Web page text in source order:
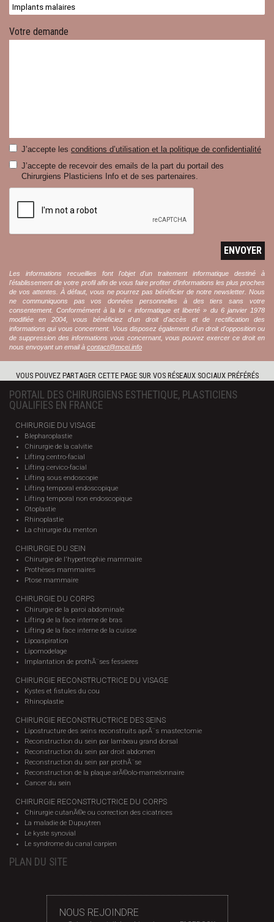
Votre demande
J’accepte les conditions d’utilisation et la politique de confidentialité
J’accepte de recevoir des emails de la part du portail des
Chirurgiens Plasticiens Info et de ses partenaires.
ENVOYER
Les informations recueillies font l'objet d'un traitement informatique destiné à
l'établissement de votre profil afin de vous faire profiter d’informations les plus proches
de vos attentes. À défaut, vous ne pourrez pas bénéficier de notre newsletter. Nous
ne communiquons pas vos données personnelles à des tiers sans votre
consentement. Conformément à la loi « informatique et liberté » du 6 janvier 1978
modifiée en 2004, vous bénéficiez d'un droit d'accès et de rectification des
informations qui vous concernent. Vous disposez également d'un droit d'opposition ou
de suppression des informations vous concernant, vous pouvez exercer ce droit en
nous envoyant un email à contact@mcei.info
VOUS POUVEZ PARTAGER CETTE PAGE SUR VOS RÉSEAUX SOCIAUX PRÉFÉRÉS
PORTAIL DES CHIRURGIENS ESTHETIQUE, PLASTICIENS
QUALIFIES EN FRANCE
CHIRURGIE DU VISAGE
Blepharoplastie
Chirurgie de la calvitie
Lifting centro-facial
Lifting cervico-facial
Lifting sous endoscopie
Lifting temporal endoscopique
Lifting temporal non endoscopique
Otoplastie
Rhinoplastie
La chirurgie du menton
CHIRURGIE DU SEIN
Chirurgie de l'hypertrophie mammaire
Prothèses mammaires
Ptose mammaire
CHIRURGIE DU CORPS
Chirurgie de la paroi abdominale
Lifting de la face interne de bras
Lifting de la face interne de la cuisse
Lipoaspiration
Lipomodelage
Implantation de prothÃ¨ses fessieres
CHIRURGIE RECONSTRUCTRICE DU VISAGE
Kystes et fistules du cou
Rhinoplastie
CHIRURGIE RECONSTRUCTRICE DES SEINS
Lipostructure des seins reconstruits aprÃ¨s mastectomie
Reconstruction du sein par lambeau grand dorsal
Reconstruction du sein par droit abdomen
Reconstruction du sein par prothÃ¨se
Reconstruction de la plaque arÃ©olo-mamelonnaire
Cancer du sein
CHIRURGIE RECONSTRUCTRICE DU CORPS
Chirurgie cutanÃ©e ou correction des cicatrices
La maladie de Dupuytren
Le kyste synovial
Le syndrome du canal carpien
PLAN DU SITE
NOUS REJOINDRE